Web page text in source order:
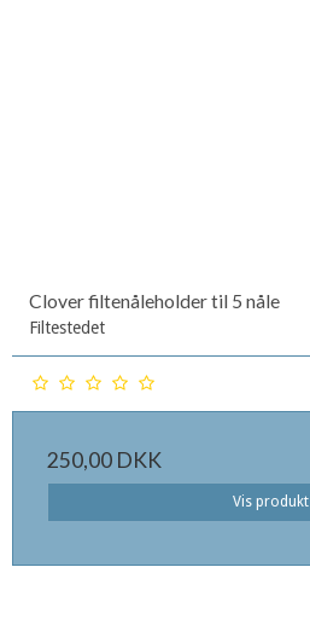
Clover filtenåleholder til 5 nåle
Filtestedet
250,00 DKK
Vis produkt